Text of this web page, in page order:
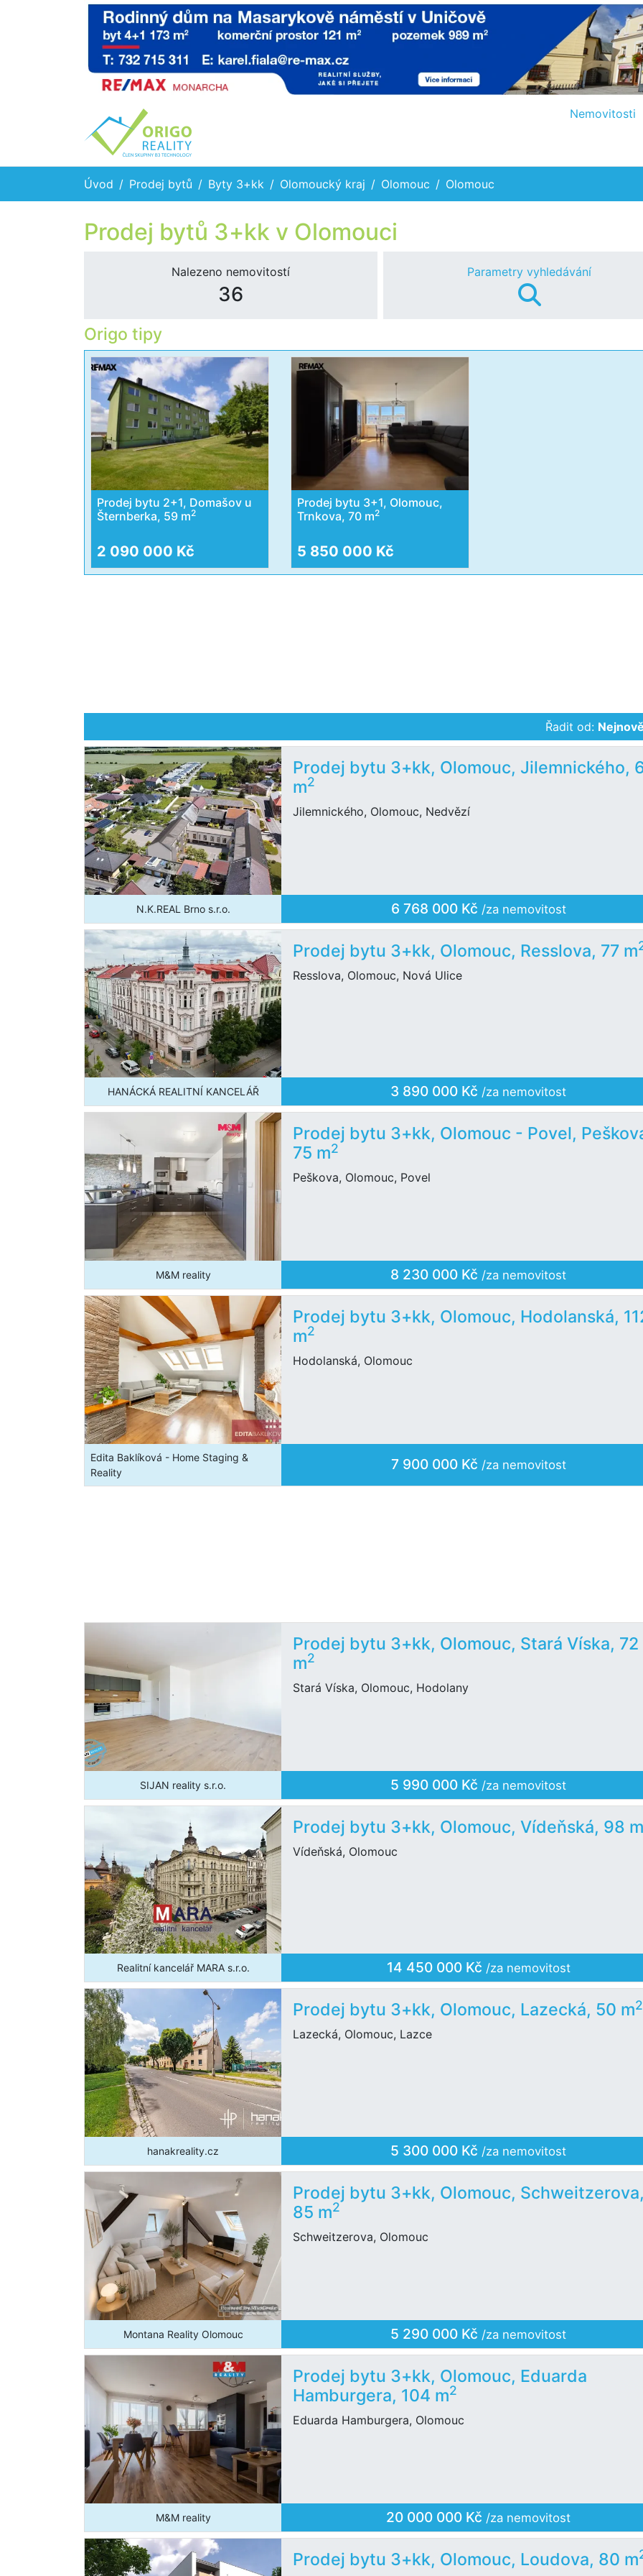
Nemovitosti
Úvod Prodej bytů Byty 3+kk Olomoucký kraj Olomouc Olomouc
Prodej bytů 3+kk v Olomouci
Nalezeno nemovitostí
36
Parametry vyhledávání
Origo tipy
Prodej bytu 2+1, Domašov u
Šternberka, 59 m2
2 090 000 Kč
Prodej bytu 3+1, Olomouc,
Trnkova, 70 m2
5 850 000 Kč
Řadit od:
Prodej bytu 3+kk, Olomouc, Jilemnického,
m2
Jilemnického, Olomouc, Nedvězí
N.K.REAL Brno s.r.o. 6 768 000 Kč /za nemovitost
Prodej bytu 3+kk, Olomouc, Resslova, 77 m
Resslova, Olomouc, Nová Ulice
HANÁCKÁ REALITNÍ KANCELÁŘ 3 890 000 Kč /za nemovitost
Prodej bytu 3+kk, Olomouc - Povel,
75 m2
Peškova, Olomouc, Povel
M&M reality 8 230 000 Kč /za nemovitost
Prodej bytu 3+kk, Olomouc, Hodolanská,
m2
Hodolanská, Olomouc
Edita Baklíková - Home Staging &
Reality
7 900 000 Kč /za nemovitost
Prodej bytu 3+kk, Olomouc, Stará Víska, 72
m2
Stará Víska, Olomouc, Hodolany
SIJAN reality s.r.o. 5 990 000 Kč /za nemovitost
Prodej bytu 3+kk, Olomouc, Vídeňská, 98
Vídeňská, Olomouc
Realitní kancelář MARA s.r.o. 14 450 000 Kč /za nemovitost
Prodej bytu 3+kk, Olomouc, Lazecká, 50 m2
Lazecká, Olomouc, Lazce
hanakreality.cz 5 300 000 Kč /za nemovitost
Prodej bytu 3+kk, Olomouc,
85 m2
Schweitzerova, Olomouc
Montana Reality Olomouc 5 290 000 Kč /za nemovitost
Prodej bytu 3+kk, Olomouc, Eduarda
Hamburgera, 104 m2
Eduarda Hamburgera, Olomouc
M&M reality 20 000 000 Kč /za nemovitost
Prodej bytu 3+kk, Olomouc, Loudova, 80 m